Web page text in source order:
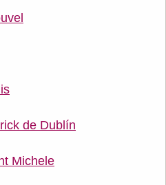
de Dublín
Michele